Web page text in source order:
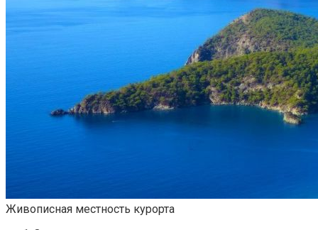
Живописная местность курорта